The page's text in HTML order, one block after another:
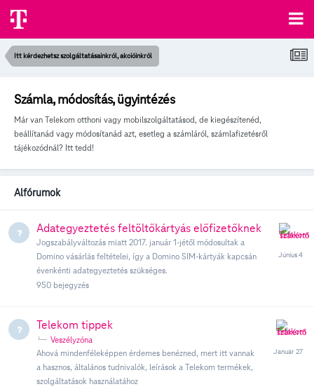
Itt kérdezhetsz szolgáltatásainkról, akcióinkról
Számla, módosítás, ügyintézés
Már van Telekom otthoni vagy mobilszolgáltatásod, de kiegészítenéd,
beállítanád vagy módosítanád azt, esetleg a számláról, számlafizetésről
tájékozódnál? Itt tedd!
Alfórumok
Adategyeztetés feltöltőkártyás előfizetőknek
Jogszabályváltozás miatt 2017. január 1-jétől módosultak a
Domino vásárlás feltételei, így a Domino SIM-kártyák kapcsán
évenkénti adategyeztetés szükséges.
950 bejegyzés
Telekom tippek
Veszélyzóna
Ahová mindenféleképpen érdemes benézned, mert itt vannak
a hasznos, általános tudnivalók, leírások a Telekom termékek,
szolgáltatások használatához